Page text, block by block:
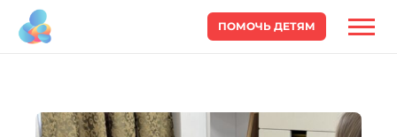
ПОМОЧЬ ДЕТЯМ